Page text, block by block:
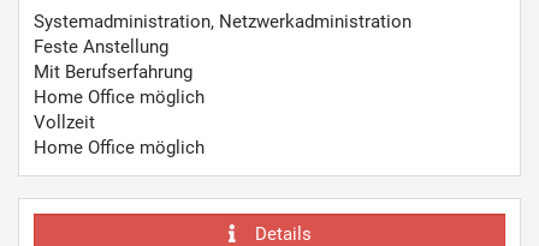
Systemadministration, Netzwerkadministration
Feste Anstellung
Mit Berufserfahrung
Home Office möglich
Vollzeit
Home Office möglich
Details